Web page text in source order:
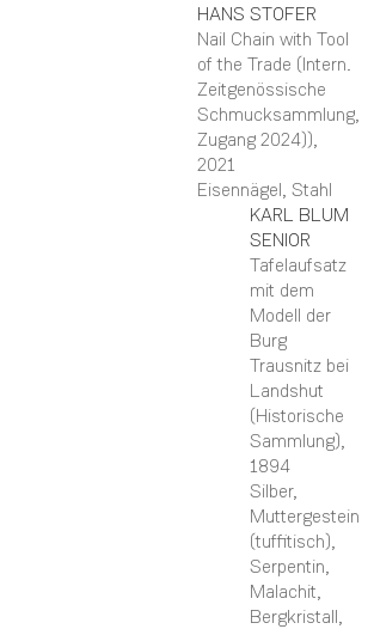
HANS STOFER
Nail Chain with Tool
of the Trade (Intern.
Zeitgenössische
Schmucksammlung,
Zugang 2024)),
2021
Eisennägel, Stahl
KARL BLUM
SENIOR
Tafelaufsatz
mit dem
Modell der
Burg
Trausnitz bei
Landshut
(Historische
Sammlung),
1894
Silber,
Muttergestein
(tuffitisch),
Serpentin,
Malachit,
Bergkristall,